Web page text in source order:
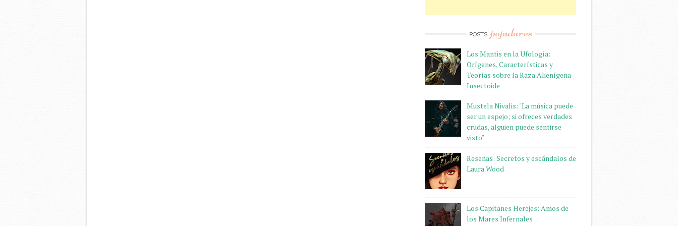
POSTS populares
Los Mantis en la Ufología:
Orígenes, Características y
Teorías sobre la Raza Alienígena
Insectoide
Mustela Nivalis: "La música puede
ser un espejo; si ofreces verdades
crudas, alguien puede sentirse
visto"
Reseñas: Secretos y escándalos de
Laura Wood
Los Capitanes Herejes: Amos de
los Mares Infernales